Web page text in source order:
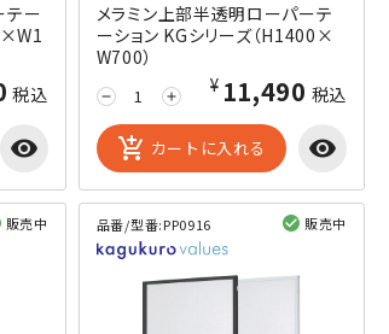
テー
税込
visibility
メラミン上部半透明ローパーテ
ーション KGシリーズ（H1400×
W700）
remove add ¥11,490 税込
add_shopping_cart カートに入れる visibility
販売中
品番/型番:PP0916
販売中